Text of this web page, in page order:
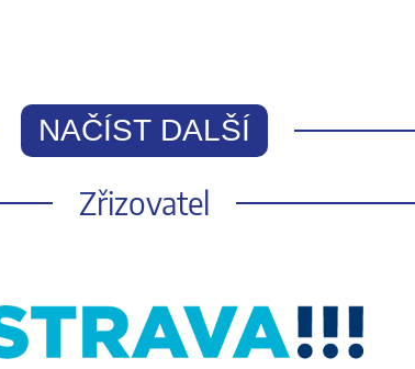
NAČÍST DALŠÍ
Zřizovatel